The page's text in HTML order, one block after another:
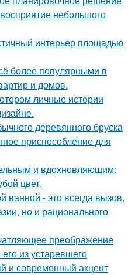
небольшого
интерьер площадью
более популярными в
и домов.
личные истории
деревянного бруска
приспособление для
и вдохновляющим:
цвет.
ванной - это всегда вызов,
но и рационального
преображение
из устаревшего
и современный акцент